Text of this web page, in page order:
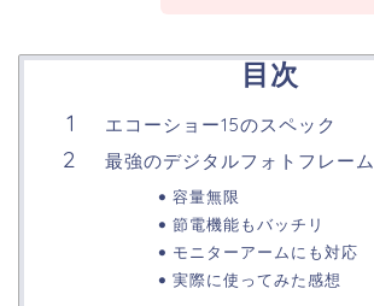
目次
エコーショー15のスペック
最強のデジタルフォトフレーム
容量無限
節電機能もバッチリ
モニターアームにも対応
実際に使ってみた感想